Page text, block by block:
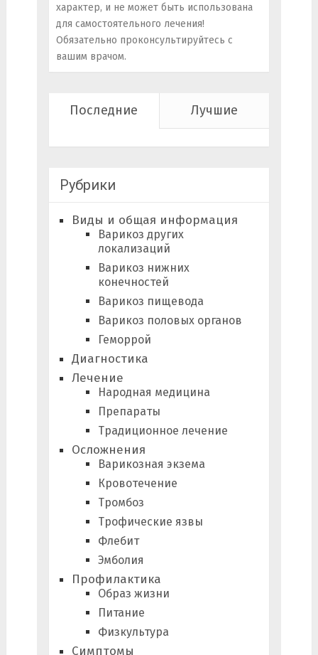
характер, и не может быть использована
для самостоятельного лечения!
Обязательно проконсультируйтесь с
вашим врачом.
Последние Лучшие
Рубрики
Виды и общая информация
Варикоз других
локализаций
Варикоз нижних
конечностей
Варикоз пищевода
Варикоз половых органов
Геморрой
Диагностика
Лечение
Народная медицина
Препараты
Традиционное лечение
Осложнения
Варикозная экзема
Кровотечение
Тромбоз
Трофические язвы
Флебит
Эмболия
Профилактика
Образ жизни
Питание
Физкультура
Симптомы